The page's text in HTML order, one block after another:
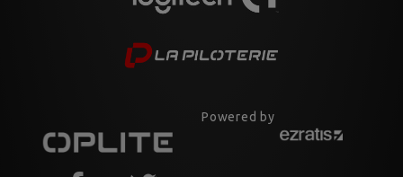
Powered by